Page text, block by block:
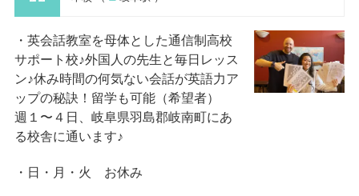
英会話教室を母体とした通信制高校
サポート校♪外国人の先生と毎日レッス
ン♪休み時間の何気ない会話が英語力ア
ップの秘訣！留学も可能（希望者）
週１〜４日、岐阜県羽島郡岐南町にあ
る校舎に通います♪
日・月・火 お休み